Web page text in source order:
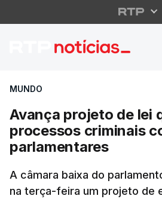
Avança
MUNDO
Avança projeto de lei
processos criminais
parlamentares
A câmara baixa do
na terça-feira um projeto de